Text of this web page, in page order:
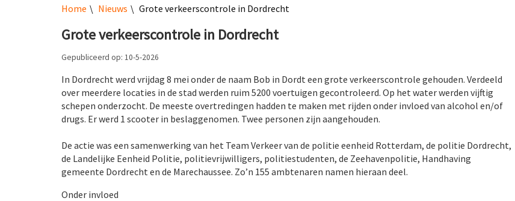
Home Nieuws Grote verkeerscontrole in Dordrecht
Grote verkeerscontrole in Dordrecht
Gepubliceerd op: 10-5-2026
In Dordrecht werd vrijdag 8 mei onder de naam Bob in Dordt een grote verkeerscontrole gehouden. Verdeeld
over meerdere locaties in de stad werden ruim 5200 voertuigen gecontroleerd. Op het water werden vijftig
schepen onderzocht. De meeste overtredingen hadden te maken met rijden onder invloed van alcohol en/of
drugs. Er werd 1 scooter in beslaggenomen. Twee personen zijn aangehouden.
De actie was een samenwerking van het Team Verkeer van de politie eenheid Rotterdam, de politie Dordrecht,
de Landelijke Eenheid Politie, politievrijwilligers, politiestudenten, de Zeehavenpolitie, Handhaving
gemeente Dordrecht en de Marechaussee. Zo’n 155 ambtenaren namen hieraan deel.
Onder invloed